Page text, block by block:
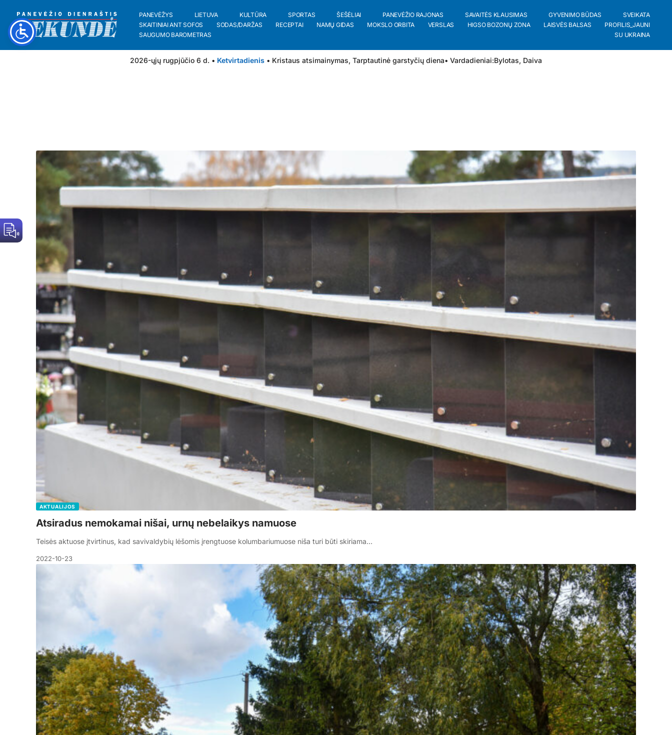
PANEVĖŽYS LIETUVA KULTŪRA SPORTAS ŠEŠĖLIAI PANEVĖŽIO RAJONAS SAVAITĖS KLAUSIMAS GYVENIMO BŪDAS
SVEIKATA
SKAITINIAI ANT SOFOS
SODAS/DARŽAS RECEPTAI NAMŲ GIDAS MOKSLO ORBITA VERSLAS HIGSO BOZONŲ ZONA LAISVĖS BALSAS
PROFILIS_JAUNI
SAUGUMO BAROMETRAS
SU UKRAINA
2026-ųjų rugpjūčio 6 d. • Ketvirtadienis • Kristaus atsimainymas, Tarptautinė garstyčių diena• Vardadieniai:Bylotas, Daiva
AKTUALIJOS
Atsiradus nemokamai nišai, urnų nebelaikys namuose
Teisės aktuose įtvirtinus, kad savivaldybių lėšomis įrengtuose kolumbariumuose niša turi būti skiriama…
2022-10-23